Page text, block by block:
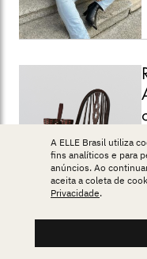
A ELLE Brasil utiliza
fins analíticos e para
anúncios. Ao
aceita a coleta de
Privacidade.